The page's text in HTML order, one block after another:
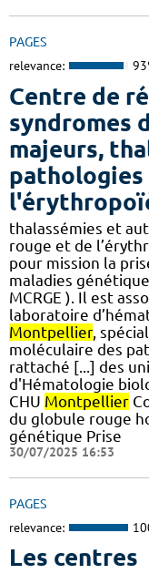
PAGES
relevance:
Centre de
syndromes
majeurs,
pathologies
thalassémies et
rouge et de
pour mission la
maladies
MCRGE ). Il est
laboratoire
Montpellier,
moléculaire des
rattaché [...] des
d'Hématologie
CHU Montpellier
du globule rouge
génétique Prise
30/07/2025 16:53
PAGES
relevance:
Les centres